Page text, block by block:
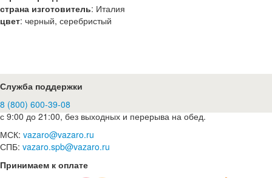
страна изготовитель: Италия
цвет: черный, серебристый
Служба поддержки
8 (800) 600-39-08
с 9:00 до 21:00, без выходных и перерыва на обед.
МСК: vazaro@vazaro.ru
СПБ: vazaro.spb@vazaro.ru
Принимаем к оплате